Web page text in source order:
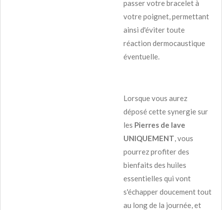
passer votre bracelet à
votre poignet, permettant
ainsi d'éviter toute
réaction dermocaustique
éventuelle.
Lorsque vous aurez
déposé cette synergie sur
les Pierres de lave
UNIQUEMENT, vous
pourrez profiter des
bienfaits des huiles
essentielles qui vont
s'échapper doucement tout
au long de la journée, et